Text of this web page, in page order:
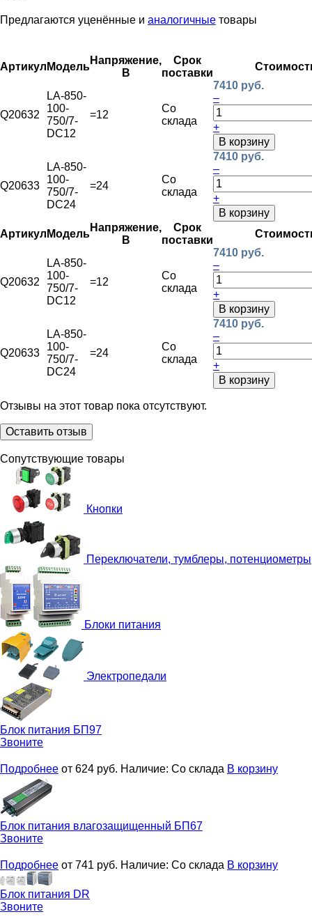
Предлагаются уценённые и аналогичные товары
Артикул Модель
Напряжение,
В
Срок
поставки
Q20632
LA-850-
100-
750/7-
DC12
=12
Со
склада
7410 руб.
–
+
В корзину
Q20633
LA-850-
100-
750/7-
DC24
=24
Со
склада
7410 руб.
–
+
В корзину
Артикул Модель
Напряжение,
В
Срок
поставки
Q20632
LA-850-
100-
750/7-
DC12
=12
Со
склада
7410 руб.
–
+
В корзину
Q20633
LA-850-
100-
750/7-
DC24
=24
Со
склада
7410 руб.
–
+
В корзину
Отзывы на этот товар пока отсутствуют.
Оставить отзыв
Сопутствующие товары
Кнопки
Переключатели, тумблеры, потенциометры
Блоки питания
Электропедали
Блок питания БП97
Звоните
Подробнее от 624 руб. Наличие: Со склада В корзину
Блок питания влагозащищенный БП67
Звоните
Подробнее от 741 руб. Наличие: Со склада В корзину
Блок питания DR
Звоните